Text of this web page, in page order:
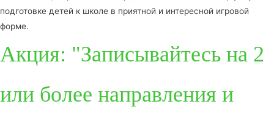
Акция: "Записывайтесь на 2
или более направления и